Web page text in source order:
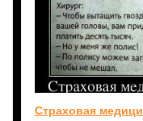
Страховая